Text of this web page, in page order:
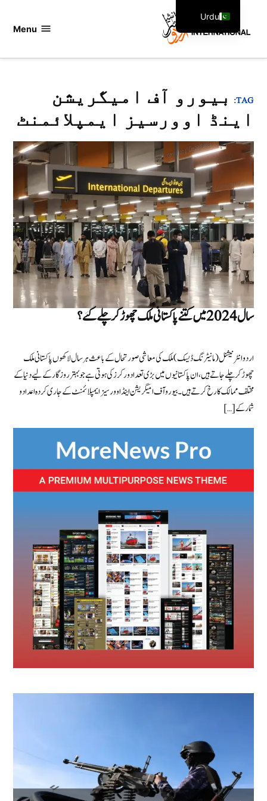
Menu
TAG:
بیورو آف امیگریشن
اینڈ اوورسیز ایمپلائمنٹ
سال 2024 میں کتنے پاکستانی ملک چھوڑ کر چلے گئے؟
اردو انٹرنیشنل (مانیٹرنگ ڈیسک) ملک کی معاشی صورتحال کے باعث ہر سال لاکھوں پاکستانی ملک
چھوڑ کر چلے جاتے ہیں، ان پاکستانیوں میں بڑی تعداد ورکرز کی ہوتی ہے جو بہتر روزگار کے لیے دنیا کے
مختلف ممالک کا رخ کرتے ہیں۔ بیورو آف امیگریشن اینڈ اوورسیز ایمپلائمنٹ کے جاری کردہ اعداد و
شمار کے […]
Urdu
English